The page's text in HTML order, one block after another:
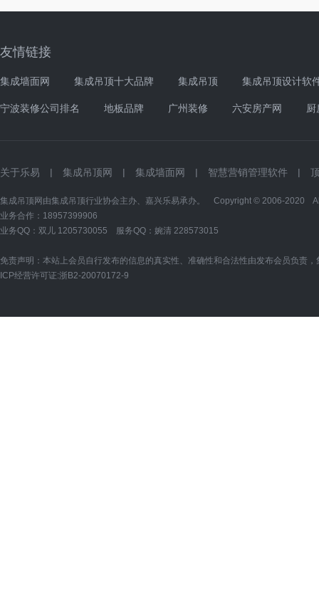
友情链接
集成墙面网 集成吊顶十大品牌 集成吊顶 集成吊顶设计软
宁波装修公司排名 地板品牌 广州装修 六安房产网
关于乐易 | 集成吊顶网 | 集成墙面网 | 智慧营销管理软件 |
集成吊顶网由集成吊顶行业协会主办、嘉兴乐易承办。 Copyright © 2006-2020
业务合作：18957399906
业务QQ：双儿 1205730055 服务QQ：婉清 228573015
免责声明：本站上会员自行发布的信息的真实性、准确性和合法性由发布会员负责
ICP经营许可证:浙B2-20070172-9